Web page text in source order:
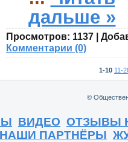
дальше »
Просмотров: 1137
Комментарии (0)
1-10 11-
©
ВИДЕО ОТЗЫВЫ
НАШИ ПАРТНЁРЫ